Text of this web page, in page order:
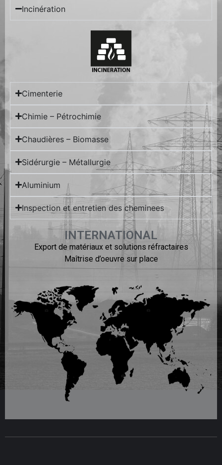
Incinération
Cimenterie
Chimie – Pétrochimie
Chaudières – Biomasse
Sidérurgie – Métallurgie
Aluminium
Inspection et entretien des cheminees
INTERNATIONAL
Export de matériaux et solutions réfractaires
Maîtrise d’oeuvre sur place